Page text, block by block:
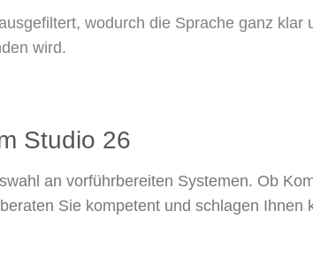
wodurch die Sprache ganz klar
wird.
Studio 26​
an vorführbereiten Systemen. Ob
beraten Sie kompetent und schlagen Ihnen